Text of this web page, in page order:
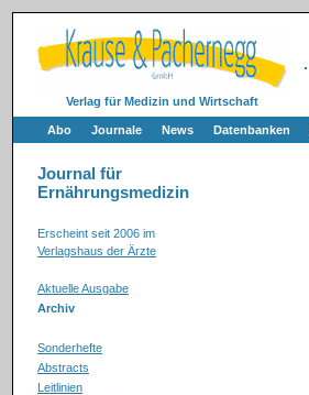
Verlag für Medizin und Wirtschaft
Abo Journale News Datenbanken
Journal für
Ernährungsmedizin
Erscheint seit 2006 im
Verlagshaus der Ärzte
Aktuelle Ausgabe
Archiv
Sonderhefte
Abstracts
Leitlinien